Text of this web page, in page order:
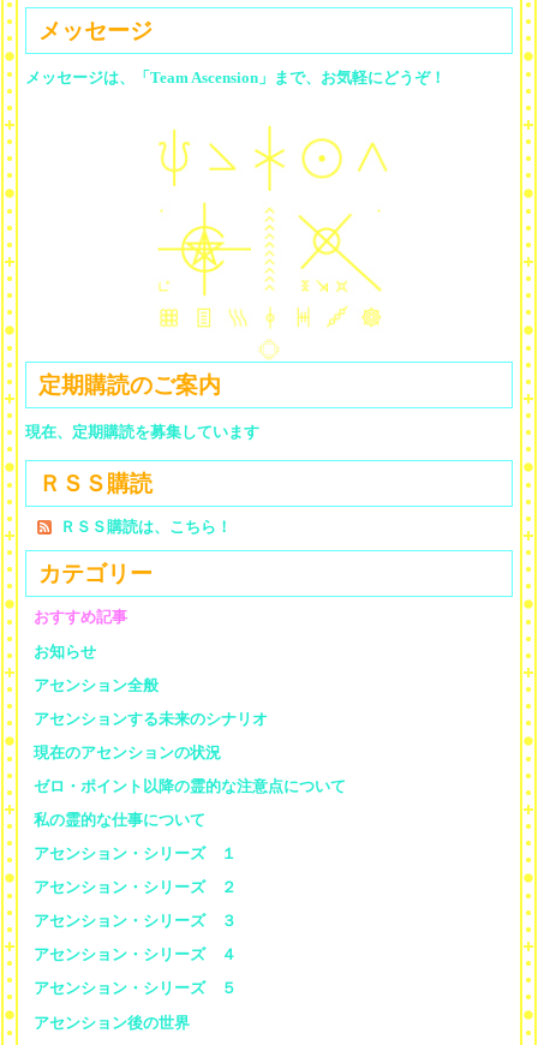
メッセージ
メッセージは、「Team Ascension」まで、お気軽にどうぞ！
定期購読のご案内
現在、定期購読を募集しています
ＲＳＳ購読
ＲＳＳ購読は、こちら！
カテゴリー
おすすめ記事
お知らせ
アセンション全般
アセンションする未来のシナリオ
現在のアセンションの状況
ゼロ・ポイント以降の霊的な注意点について
私の霊的な仕事について
アセンション・シリーズ １
アセンション・シリーズ ２
アセンション・シリーズ ３
アセンション・シリーズ ４
アセンション・シリーズ ５
アセンション後の世界